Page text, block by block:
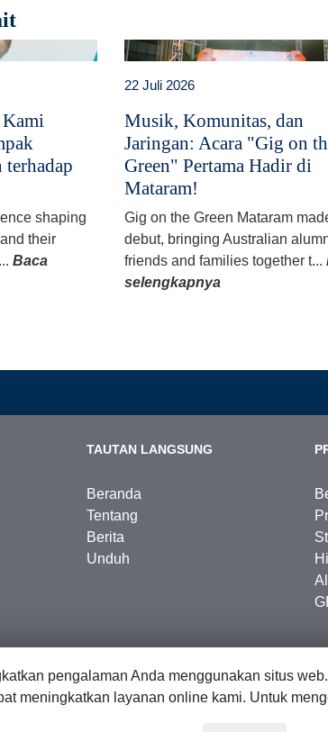
terhadap
shaping
their
Baca
22 Juli 2026
Musik, Komunitas, dan
Jaringan: Acara "Gig on
Green" Pertama Hadir di
Mataram!
Gig on the Green Mataram
debut, bringing Australian
friends and families together t...
selengkapnya
TAUTAN LANGSUNG
Beranda
Tentang
Berita
Unduh
pengalaman Anda menggunakan situs
meningkatkan layanan online kami. Untuk